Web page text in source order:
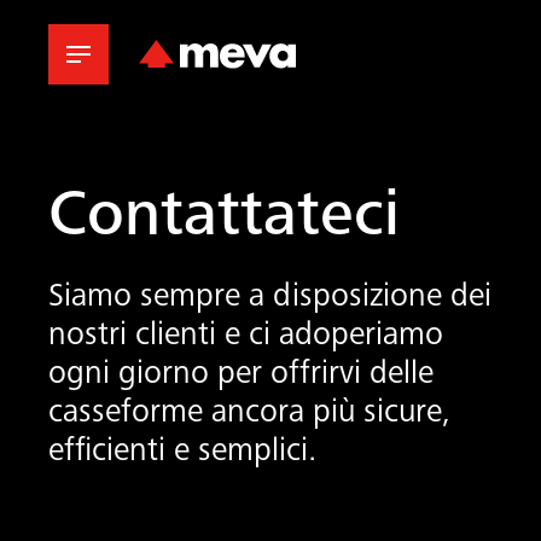
Contattateci
Siamo sempre a disposizione dei
nostri clienti e ci adoperiamo
ogni giorno per offrirvi delle
casseforme ancora più sicure,
efficienti e semplici.